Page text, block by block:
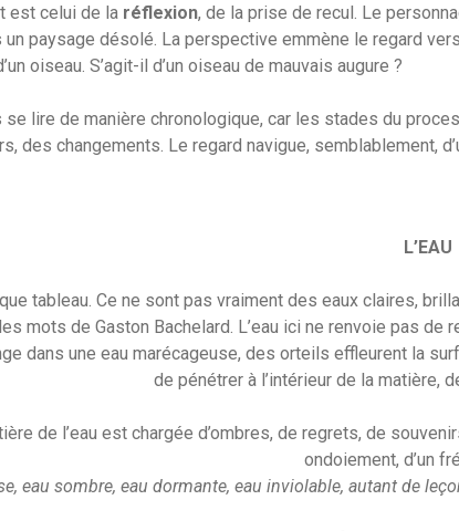
est celui de la réflexion, de la prise de recul. Le
un paysage désolé. La perspective emmène le regard
oiseau. S’agit-il d’un oiseau de mauvais augure ?
lire de manière chronologique, car les stades du
des changements. Le regard navigue, semblablement,
L’EAU
tableau. Ce ne sont pas vraiment des eaux claires,
mots de Gaston Bachelard. L’eau ici ne renvoie pas
dans une eau marécageuse, des orteils effleurent la
de pénétrer à l’intérieur de la matière,
de l’eau est chargée d’ombres, de regrets, de
ondoiement, d’un
eau sombre, eau dormante, eau inviolable, autant de